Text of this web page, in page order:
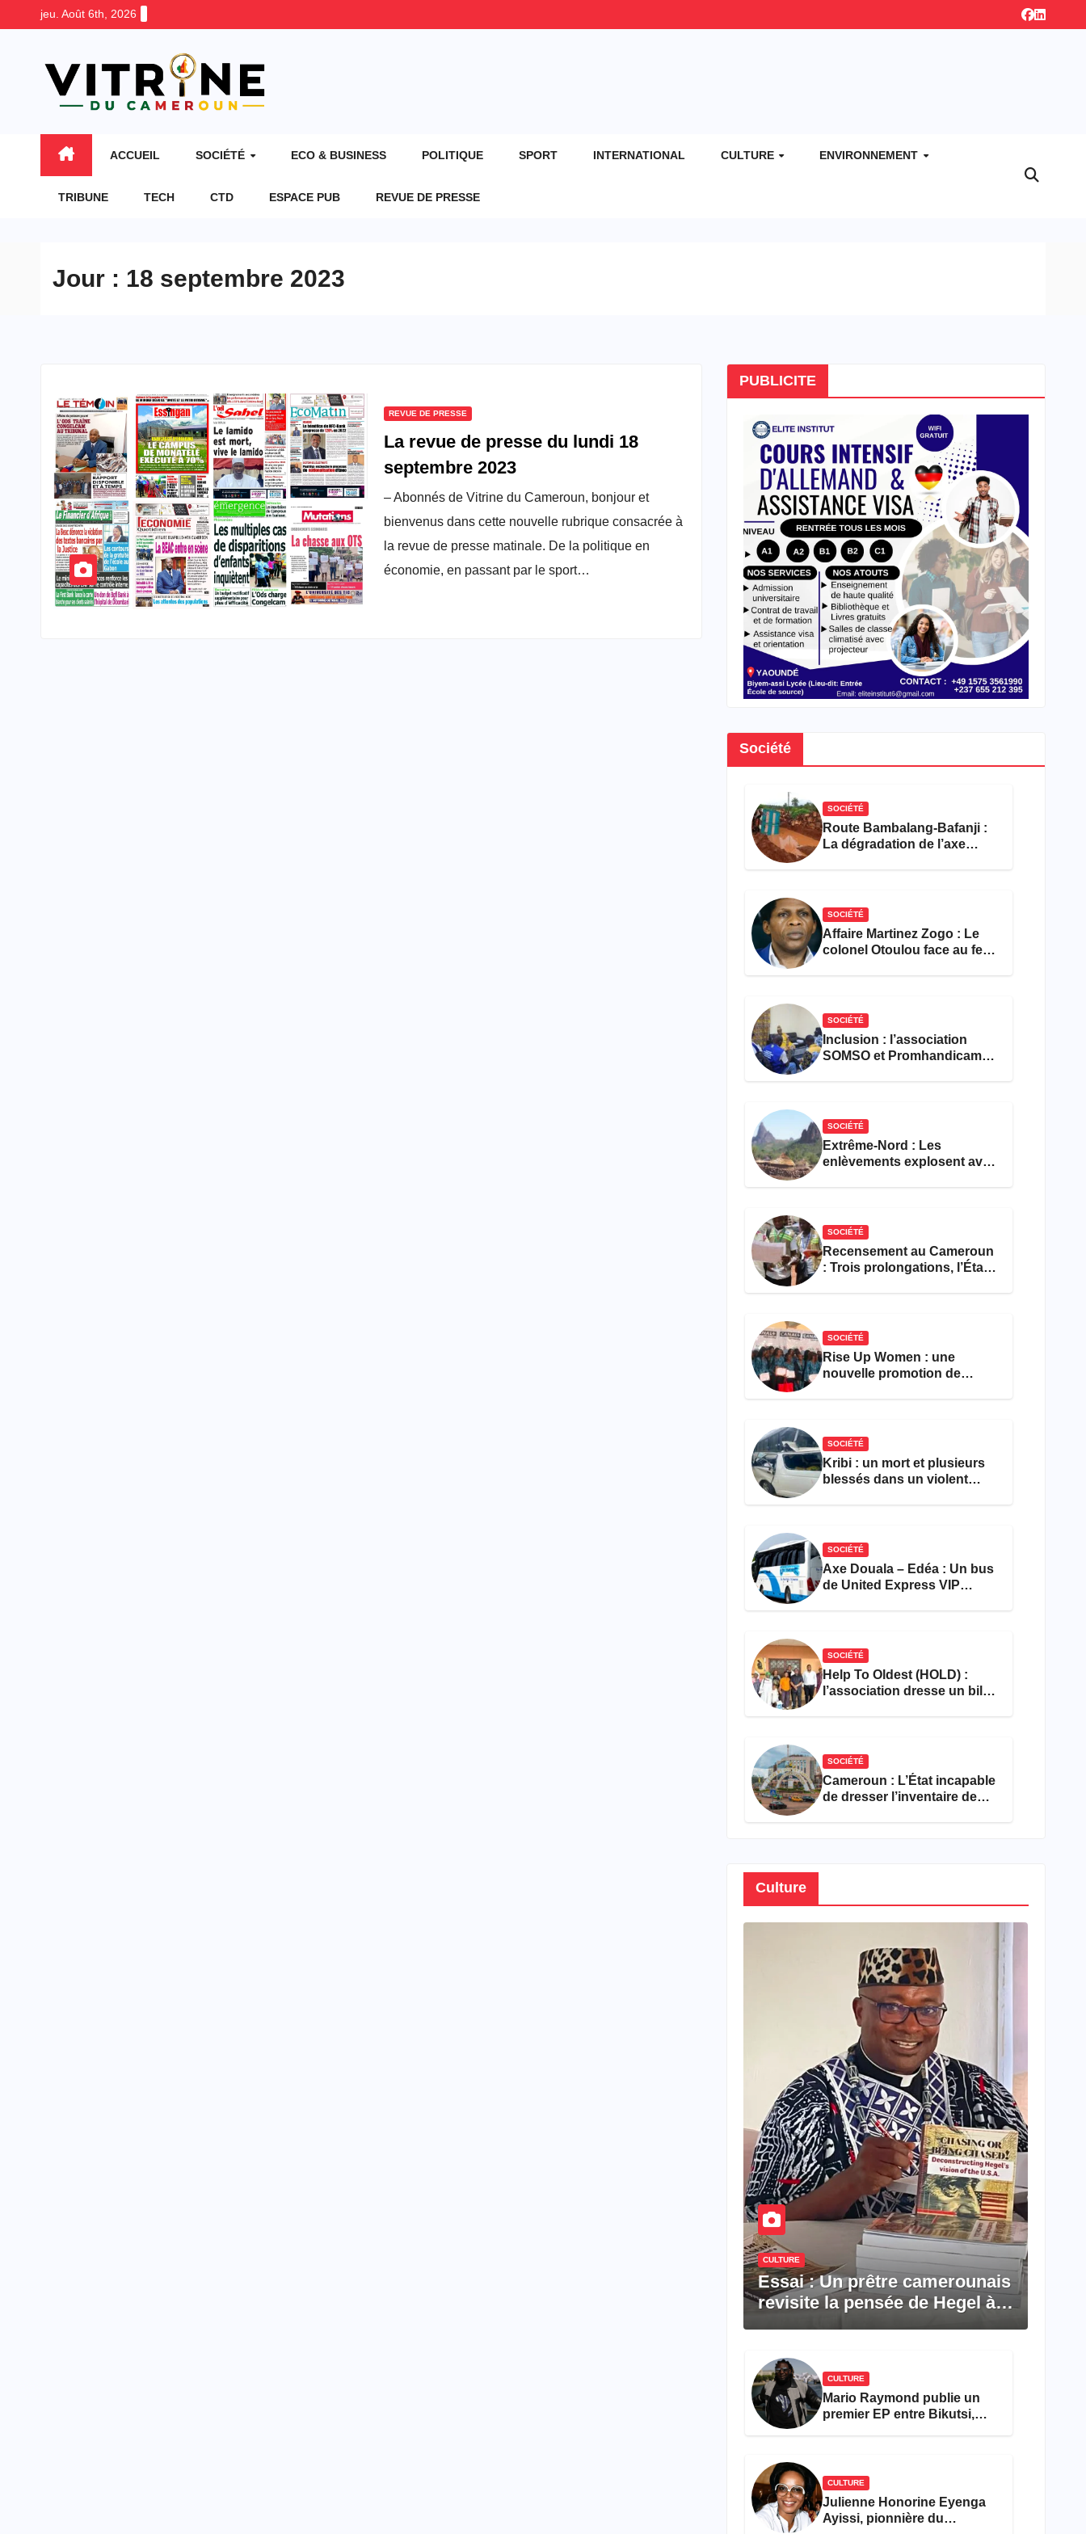
jeu. Août 6th, 2026
ACCUEIL SOCIÉTÉ ECO & BUSINESS POLITIQUE SPORT INTERNATIONAL CULTURE ENVIRONNEMENT
TRIBUNE TECH CTD ESPACE PUB REVUE DE PRESSE
Jour : 18 septembre 2023
REVUE DE PRESSE
La revue de presse du lundi 18
septembre 2023
– Abonnés de Vitrine du Cameroun, bonjour et
bienvenus dans cette nouvelle rubrique consacrée à
la revue de presse matinale. De la politique en
économie, en passant par le sport…
PUBLICITE
Société
SOCIÉTÉ
Route Bambalang-Bafanji :
La dégradation de l’axe
SOCIÉTÉ
Affaire Martinez Zogo : Le
colonel Otoulou face au feu
SOCIÉTÉ
Inclusion : l’association
SOMSO et Promhandicam
SOCIÉTÉ
Extrême-Nord : Les
enlèvements explosent avec
SOCIÉTÉ
Recensement au Cameroun
: Trois prolongations, l’État
SOCIÉTÉ
Rise Up Women : une
nouvelle promotion de
SOCIÉTÉ
Kribi : un mort et plusieurs
blessés dans un violent
SOCIÉTÉ
Axe Douala – Edéa : Un bus
de United Express VIP
SOCIÉTÉ
Help To Oldest (HOLD) :
l’association dresse un bilan
SOCIÉTÉ
Cameroun : L’État incapable
de dresser l’inventaire de
Culture
CULTURE
Essai : Un prêtre camerounais
revisite la pensée de Hegel à
CULTURE
Mario Raymond publie un
premier EP entre Bikutsi,
CULTURE
Julienne Honorine Eyenga
Ayissi, pionnière du